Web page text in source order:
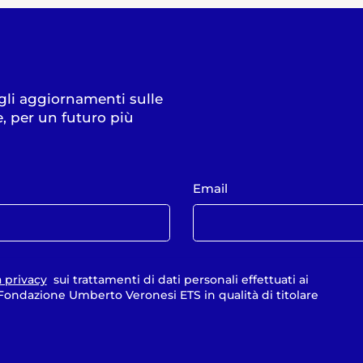
aggiornamenti sulle
per un futuro più
Email
privacysui trattamenti di dati personali effettuati ai
Fondazione Umberto Veronesi ETS in qualità di titolare